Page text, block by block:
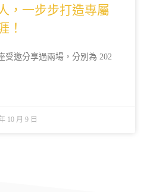
，一步步打造專屬
！
受邀分享過兩場，分別為 202
10 月 9 日